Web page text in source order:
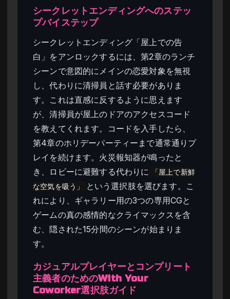
シークレットエンディングへのステッ
プバイステップ
シークレットエンディング「屋上での告
白」をアンロックするには、第2章のランチ
シーンで意図的にメインの恋愛対象を無視
し、代わりに清掃員と話す必要がありま
す。これは直感に反するように思えます
が、清掃員が屋上のドアのアクセスコード
を教えてくれます。コードを入手したら、
第4章のホリデーパーティーまで通常通りプ
レイを続けます。火災報知器が鳴ったと
き、ロビーに避難する代わりに
「屋上で新鮮
な空気を吸う」
という選択肢を選びます。こ
れにより、ギャラリー用の3つの専用CGと
ゲームの真の感情的なクライマックスを含
む、隠された15分間のシーンが始まりま
す。
カジュアルプレイヤーとコンプリート
主義者のためのWith Your
Coworker選択肢ガイド